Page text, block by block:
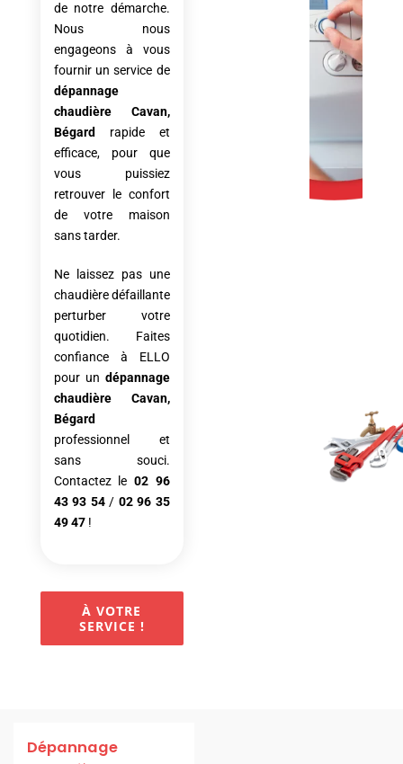
de notre démarche.
Nous nous
engageons à vous
fournir un service de
dépannage
chaudièreCavan,
Bégard rapide et
efficace, pour que
vous puissiez
retrouver le confort
de votre maison
sans tarder.
Ne laissez pas une
chaudière défaillante
perturber votre
quotidien. Faites
confiance à ELLO
pour un dépannage
chaudière Cavan,
Bégard
professionnel et
sans souci.
Contactez le02 96
43 93 54/ 02 96 35
49 47!
À VOTRE
SERVICE !
Dépannage